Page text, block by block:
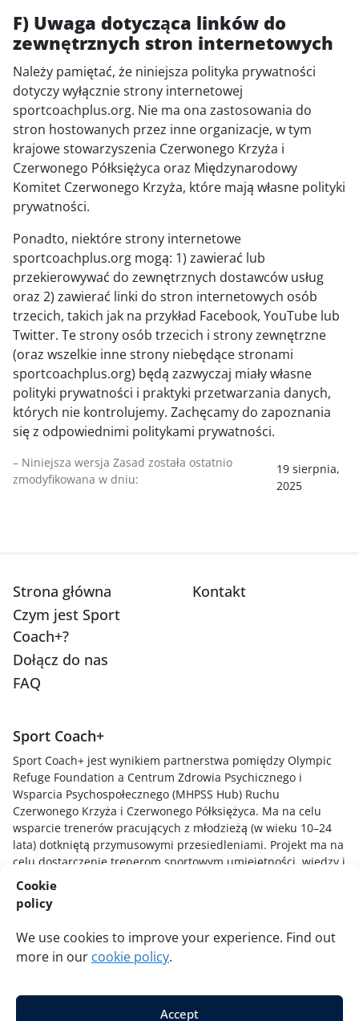
Cookie
policy
We use cookies to improve your experience. Find out
more in our cookie policy.
Accept
F) Uwaga dotycząca linków do
zewnętrznych stron internetowych
Należy pamiętać, że niniejsza polityka prywatności
dotyczy wyłącznie strony internetowej
sportcoachplus.org. Nie ma ona zastosowania do
stron hostowanych przez inne organizacje, w tym
krajowe stowarzyszenia Czerwonego Krzyża i
Czerwonego Półksiężyca oraz Międzynarodowy
Komitet Czerwonego Krzyża, które mają własne polityki
prywatności.
Ponadto, niektóre strony internetowe
sportcoachplus.org mogą: 1) zawierać lub
przekierowywać do zewnętrznych dostawców usług
oraz 2) zawierać linki do stron internetowych osób
trzecich, takich jak na przykład Facebook, YouTube lub
Twitter. Te strony osób trzecich i strony zewnętrzne
(oraz wszelkie inne strony niebędące stronami
sportcoachplus.org) będą zazwyczaj miały własne
polityki prywatności i praktyki przetwarzania danych,
których nie kontrolujemy. Zachęcamy do zapoznania
się z odpowiednimi politykami prywatności.
– Niniejsza wersja Zasad została ostatnio
zmodyfikowana w dniu:
19 sierpnia,
2025
Strona główna
Czym jest Sport
Coach+?
Dołącz do nas
FAQ
Kontakt
Sport Coach+
Sport Coach+ jest wynikiem partnerstwa pomiędzy Olympic
Refuge Foundation a Centrum Zdrowia Psychicznego i
Wsparcia Psychospołecznego (MHPSS Hub) Ruchu
Czerwonego Krzyża i Czerwonego Półksiężyca. Ma na celu
wsparcie trenerów pracujących z młodzieżą (w wieku 10–24
lata) dotkniętą przymusowymi przesiedleniami. Projekt ma na
celu dostarczenie trenerom sportowym umiejętności, wiedzy i
technik niezbędnych do zrozumienia, jak stresujące
doświadczenia wpływają na młodych zawodników, tworzenia
bezpiecznego i wspierającego środowiska sportowego oraz
reagowania na młodych w sposób uwzględniający traumę i
sprzyjający zdrowieniu.